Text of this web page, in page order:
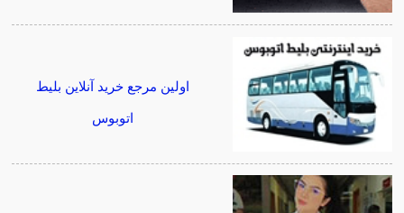
اولین مرجع خرید آنلاین بلیط
اتوبوس